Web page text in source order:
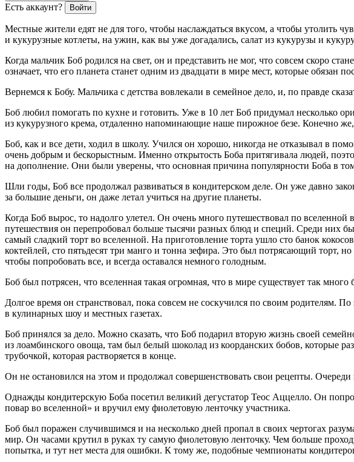
Есть аккаунт? Войти
Местные жители едят не для того, чтобы наслаждаться вкусом, а чтобы утолить
и кукурузные котлеты, на ужин, как вы уже догадались, салат из кукурузы и
Когда мальчик Боб родился на свет, он и представить не мог, что совсем скоро
означает, что его планета станет одним из двадцати в мире мест, которые обязан
Вернемся к Бобу. Мальчика с детства вовлекали в семейное дело, и, по правде
Боб любил помогать по кухне и готовить. Уже в 10 лет Боб придумал несколько
из кукурузного крема, отдаленно напоминающие наше пирожное безе. Конечно
Боб, как и все дети, ходил в школу. Учился он хорошо, никогда не отказывал в
очень добрым и бескорыстным. Именно открытость Боба притягивала людей,
на дополнение. Они были уверены, что основная причина популярности Боба в
Шли годы, Боб все продолжал развиваться в кондитерском деле. Он уже давно
за большие деньги, он даже летал учиться на другие планеты.
Когда Боб вырос, то надолго улетел. Он очень много путешествовал по
путешествия он перепробовал больше тысячи разных блюд и специй. Среди них
самый сладкий торт во вселенной. На приготовление торта ушло сто банок
коктейлей, сто пятьдесят три манго и тонна зефира. Это был потрясающий торт,
чтобы попробовать все, и всегда оставался немного голодным.
Боб был потрясен, что вселенная такая огромная, что в мире существует так
Долгое время он странствовал, пока совсем не соскучился по своим родителям.
в кулинарных шоу и местных газетах.
Боб принялся за дело. Можно сказать, что Боб подарил вторую жизнь своей
из лоамбинского овоща, там был белый шоколад из коорданских бобов, которые
трубочкой, которая растворяется в конце.
Он не остановился на этом и продолжал совершенствовать свои рецепты.
Однажды кондитерскую Боба посетил великий дегустатор Теос Аццелло. Он
повар во вселенной» и вручил ему фиолетовую ленточку участника.
Боб был поражен случившимся и на несколько дней пропал в своих чертогах
мир. Он часами крутил в руках ту самую фиолетовую ленточку. Чем больше
попытка, и тут нет места для ошибки. К тому же, подобные чемпионаты